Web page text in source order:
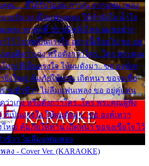
ณ.... ที่ได้รับไออุ่น การุณ จากแฟน เพลง
ยวังเวง เมื่อแฟนเพลง ให้กำลังใจ น้ำใจ
เพลง ทุกทุกที่ ปราณีหลั่งไหล ผมขอฝาก
ไว้ โปรดเป็นแรงใจ อย่างนี้เรื่อยไป ขอ อยู่
เคยคิดว่าเก่ง หรือดังกว่าใคร..ใคร พระคุณ
ใหญ่ ที่เป็นแรงใจ ให้ผมดังมา.. ขอ องค์เท
ยิ่งใหญ่ คุ้มภัยให้ท่าน เถิดหนา ขอจงเชื่อ
ราบชั่วชีวา ไม่ลืมแฟนเพลง ขอ อยู่คู่แฟน
ว่าเก่ง หรือดังกว่าใคร..ใคร พระคุณผู้ฟัง
เป็นแรงใจ ให้ผมดังมา.. ขอ องค์เทวา
หญ่ คุ้มภัยให้ท่าน เถิดหนา ขอจงเชื่อใจ ไว้
วชีวา ไม่ลืมแฟนเพลง
ง - Cover Ver. (KARAOKE)